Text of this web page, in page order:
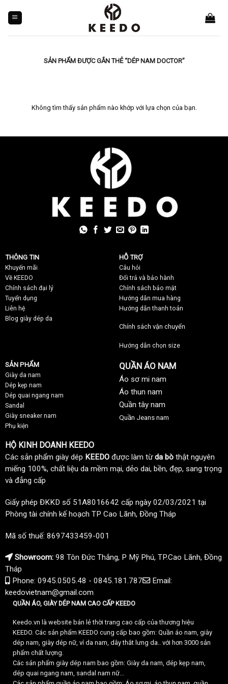
content
SẢN PHẨM ĐƯỢC GẮN THẺ “DÉP NAM DOCTOR”
Không tìm thấy sản phẩm nào khớp với lựa chọn của bạn.
THÔNG TIN
Khuyến mãi
Về KEEDO
Chính sách đại lý
Tuyển dụng
Liên hệ
Blog giày dép da
HỖ TRỢ
Câu hỏi
Đổi trả và bảo hành
Chính sách bảo mật
Hướng dẫn mua hàng
Hướng dẫn thanh toán
Chính sách vận chuyển
Hướng dẫn chọn size
SẢN PHẨM
Giày da nam
Dép kẹp nam
Dép quai ngang nam
Sandal
Giày sneaker nam
Phụ kiện
QUẦN ÁO NAM
Áo sơ mi nam
Áo thun nam
Quần tây nam
Quần Jeans nam
HỘ KINH DOANH KEEDO
Các sản phẩm giày dép KEEDO được làm từda bò thật nguyên
miếng 100%, chất liệu da mềm mại, dẻo dai, bền, đẹp, sang trọng
và đẳng cấp
Giấy phép ĐKKD số 51A8016642 cấp ngày 02/03/2021 tại
Phòng tài chính kế hoạch TP Cao Lãnh, Đồng Tháp
Mã số thuế: 8697433459-001
Showroom: 98 Tôn Đức Thắng, P Mỹ Phú, TP.Cao Lãnh, Đồng
Tháp
Phone: 0945.0505.48 - 0845.181.787
Email:
keedovietnam@gmail.com
QUẦN ÁO, GIÀY DÉP NAM CAO CẤP KEEDO
Keedo.vn là website bán lẻ thời trang cao cấp của thương hiệu
KEEDO. Các sản phẩm KEEDO cung cấp bao gồm: Quần áo nam, giày
dép nam, giày dép nữ, ví da nam, dây thắt lưng da.. với hơn 3000 sản
phẩm chất lượng.
Các sản phẩm giày dép nam bao gồm: Giày da nam, dép kẹp nam,
dép quai ngang nam, sandal nam nữ...